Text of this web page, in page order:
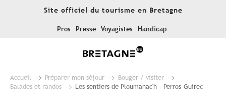
Site officiel du tourisme en Bretagne
Pros Presse Voyagistes Handicap
Accueil Préparer mon séjour
Bouger / visiter
Balades et randos
Les sentiers de Ploumanac'h - Perros-Guirec